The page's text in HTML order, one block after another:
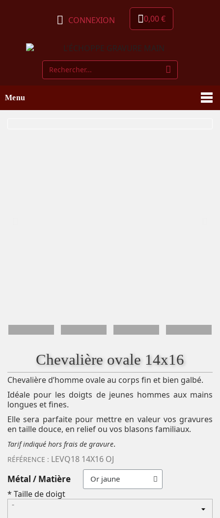
CONNEXION 0,00 €
Menu
Chevalière ovale 14x16
Chevalière d’homme ovale au corps fin et bien galbé.
Idéale pour les doigts de jeunes hommes aux mains
longues et fines.
Elle sera parfaite pour mettre en valeur vos gravures
en taille douce, en relief ou vos blasons familiaux.
Tarif indiqué hors frais de gravure.
RÉFÉRENCE : LEVQ18 14X16 OJ
Métal / Matière
* Taille de doigt
-